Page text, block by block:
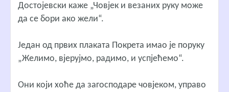
Достојевски каже „Човјек и везаних руку може
да се бори ако жели“.
Један од првих плаката Покрета имао је поруку
„Желимо, вјерујмо, радимо, и успјећемо“.
Они који хоће да загосподаре човјеком, управо